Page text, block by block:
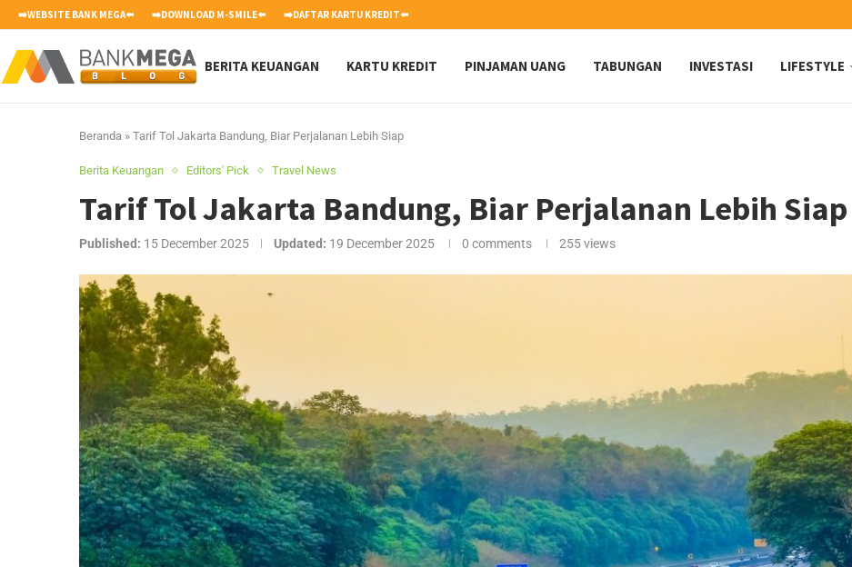
➡️WEBSITE BANK MEGA⬅️ ➡️DOWNLOAD M-SMILE⬅️ ➡️DAFTAR KARTU KREDIT⬅️
BERITA KEUANGAN KARTU KREDIT PINJAMAN UANG TABUNGAN INVESTASI LIFESTYLE
Beranda » Tarif Tol Jakarta Bandung, Biar Perjalanan Lebih Siap
Berita Keuangan Editors' Pick Travel News
Tarif Tol Jakarta Bandung, Biar Perjalanan Lebih Siap
Published: 15 December 2025 Updated: 19 December 2025 0 comments 255views